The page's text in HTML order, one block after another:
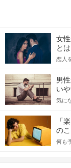
女
と
恋人
てア
格的
をし
記事
合
男
い
気に
し
っ
送る
えな
「
のこ
何も